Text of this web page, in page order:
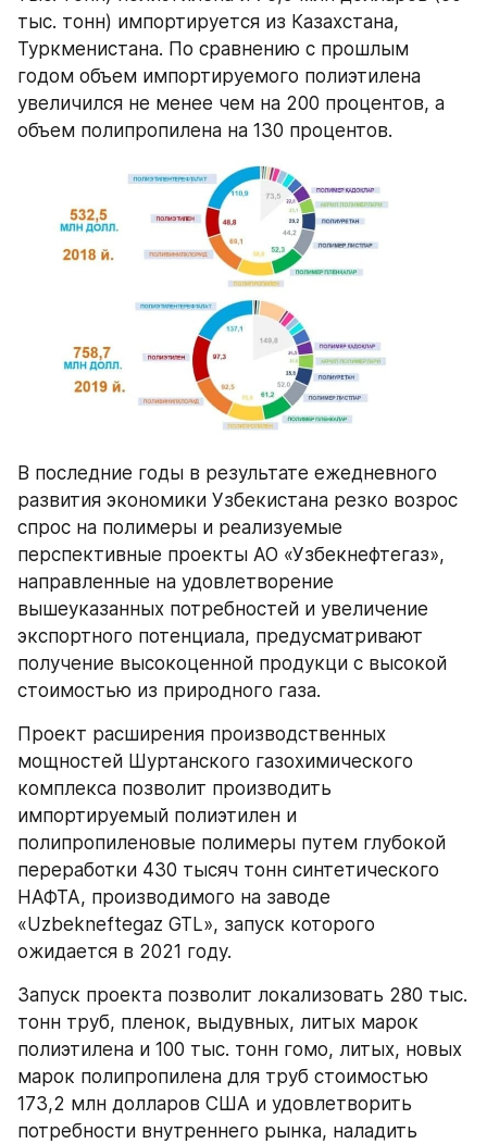
тыс. тонн) импортируется из Казахстана,
Туркменистана. По сравнению с прошлым
годом объем импортируемого полиэтилена
увеличился не менее чем на 200 процентов, а
объем полипропилена на 130 процентов.
В последние годы в результате ежедневного
развития экономики Узбекистана резко возрос
спрос на полимеры и реализуемые
перспективные проекты АО «Узбекнефтегаз»,
направленные на удовлетворение
вышеуказанных потребностей и увеличение
экспортного потенциала, предусматривают
получение высокоценной продукци с высокой
стоимостью из природного газа.
Проект расширения производственных
мощностей Шуртанского газохимического
комплекса позволит производить
импортируемый полиэтилен и
полипропиленовые полимеры путем глубокой
переработки 430 тысяч тонн синтетического
НАФТА, производимого на заводе
«Uzbekneftegaz GTL», запуск которого
ожидается в 2021 году.
Запуск проекта позволит локализовать 280 тыс.
тонн труб, пленок, выдувных, литых марок
полиэтилена и 100 тыс. тонн гомо, литых, новых
марок полипропилена для труб стоимостью
173,2 млн долларов США и удовлетворить
потребности внутреннего рынка, наладить